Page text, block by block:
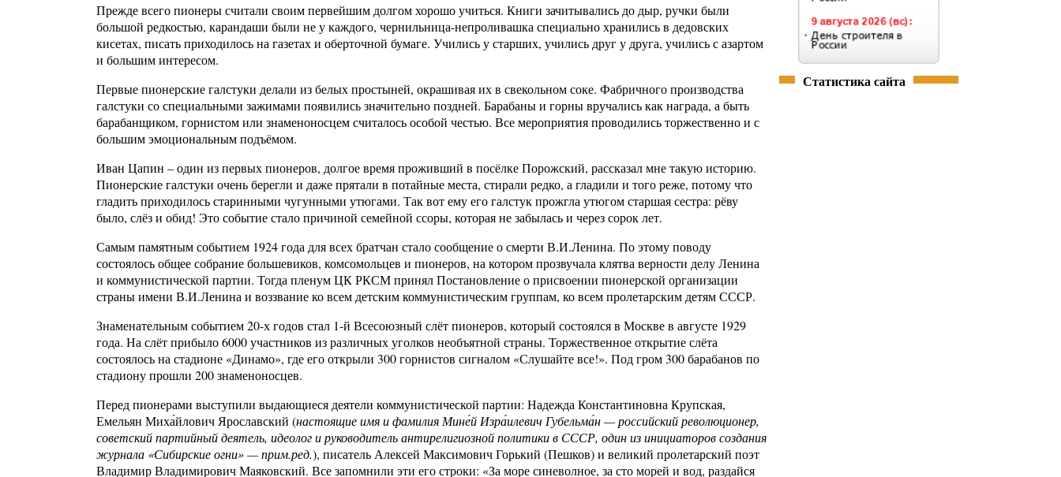
Прежде всего пионеры считали своим первейшим долгом хорошо учиться. Книги зачитывались до дыр, ручки были
большой редкостью, карандаши были не у каждого, чернильница-непроливашка специально хранились в дедовских
кисетах, писать приходилось на газетах и оберточной бумаге. Учились у старших, учились друг у друга, учились с азартом
и большим интересом.
Первые пионерские галстуки делали из белых простыней, окрашивая их в свекольном соке. Фабричного производства
галстуки со специальными зажимами появились значительно поздней. Барабаны и горны вручались как награда, а быть
барабанщиком, горнистом или знаменоносцем считалось особой честью. Все мероприятия проводились торжественно и с
большим эмоциональным подъёмом.
Иван Цапин – один из первых пионеров, долгое время проживший в посёлке Порожский, рассказал мне такую историю.
Пионерские галстуки очень берегли и даже прятали в потайные места, стирали редко, а гладили и того реже, потому что
гладить приходилось старинными чугунными утюгами. Так вот ему его галстук прожгла утюгом старшая сестра: рёву
было, слёз и обид! Это событие стало причиной семейной ссоры, которая не забылась и через сорок лет.
Самым памятным событием 1924 года для всех братчан стало сообщение о смерти В.И.Ленина. По этому поводу
состоялось общее собрание большевиков, комсомольцев и пионеров, на котором прозвучала клятва верности делу Ленина
и коммунистической партии. Тогда пленум ЦК РКСМ принял Постановление о присвоении пионерской организации
страны имени В.И.Ленина и воззвание ко всем детским коммунистическим группам, ко всем пролетарским детям СССР.
Знаменательным событием 20-х годов стал 1-й Всесоюзный слёт пионеров, который состоялся в Москве в августе 1929
года. На слёт прибыло 6000 участников из различных уголков необъятной страны. Торжественное открытие слёта
состоялось на стадионе «Динамо», где его открыли 300 горнистов сигналом «Слушайте все!». Под гром 300 барабанов по
стадиону прошли 200 знаменоносцев.
Перед пионерами выступили выдающиеся деятели коммунистической партии: Надежда Константиновна Крупская,
Емельян Миха́йлович Ярославский (настоящие имя и фамилия Мине́й Изра́илевич Губельма́н — российский революционер,
советский партийный деятель, идеолог и руководитель антирелигиозной политики в СССР, один из инициаторов создания
журнала «Сибирские огни» — прим.ред.), писатель Алексей Максимович Горький (Пешков) и великий пролетарский поэт
Владимир Владимирович Маяковский. Все запомнили эти его строки: «За море синеволное, за сто морей и вод, раздайся
Статистика сайта